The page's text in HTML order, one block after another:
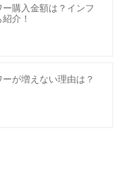
ー購入金額は？インフ
介！
ーが増えない理由は？